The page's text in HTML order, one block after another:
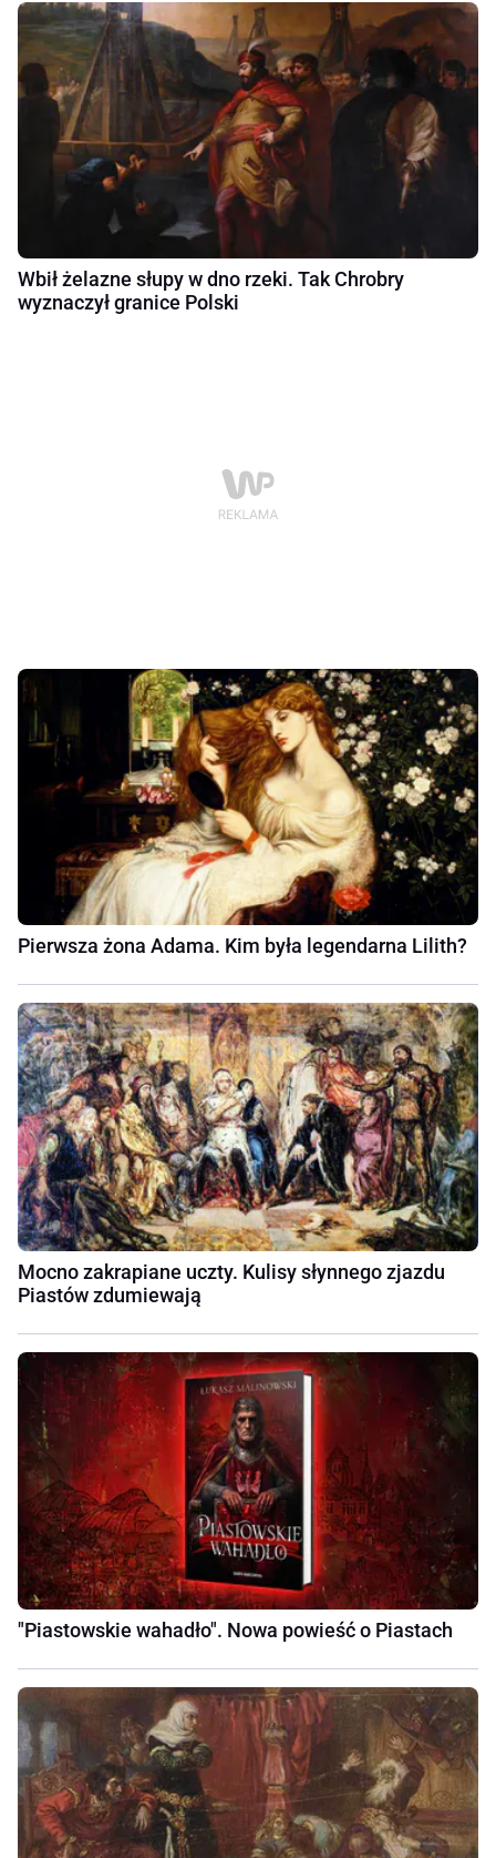
Wbił żelazne słupy w dno rzeki. Tak Chrobry
wyznaczył granice Polski
Pierwsza żona Adama. Kim była legendarna Lilith?
Mocno zakrapiane uczty. Kulisy słynnego zjazdu
Piastów zdumiewają
"Piastowskie wahadło". Nowa powieść o Piastach